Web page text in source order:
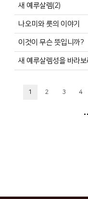
새 예루살렘(2)
나오미와 룻의 이야기
이것이 무슨 뜻입니까?
새 예루살렘성을 바라보
1 2 3 4